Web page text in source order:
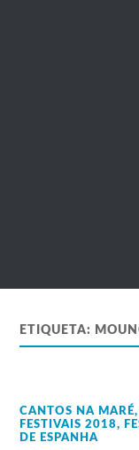
ETIQUETA:
CANTOS NA MARÉ,
FESTIVAIS 2018,
DE ESPANHA